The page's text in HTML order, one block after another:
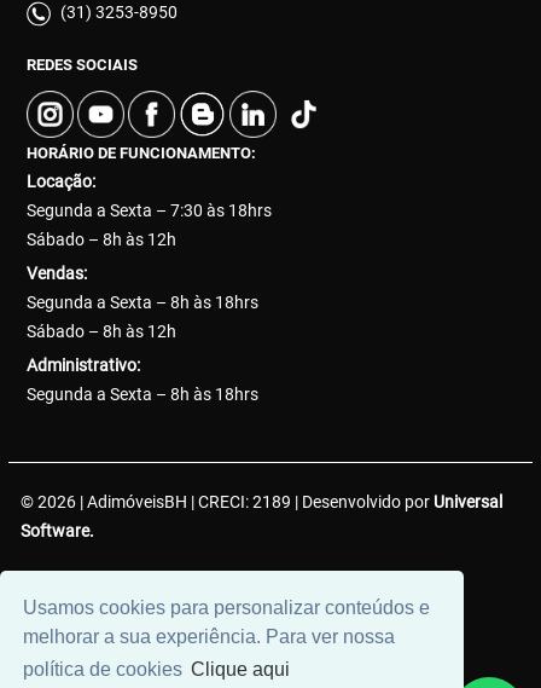
Usamos cookies para personalizar conteúdos e
melhorar a sua experiência. Para ver nossa
política de cookies Clique aqui
(31) 3253-8950
REDES SOCIAIS
HORÁRIO DE FUNCIONAMENTO:
Locação:
Segunda a Sexta – 7:30 às 18hrs
Sábado – 8h às 12h
Vendas:
Segunda a Sexta – 8h às 18hrs
Sábado – 8h às 12h
Administrativo:
Segunda a Sexta – 8h às 18hrs
© 2026 | AdimóveisBH | CRECI: 2189 | Desenvolvido por Universal
Software.
38.737.425/0001-50